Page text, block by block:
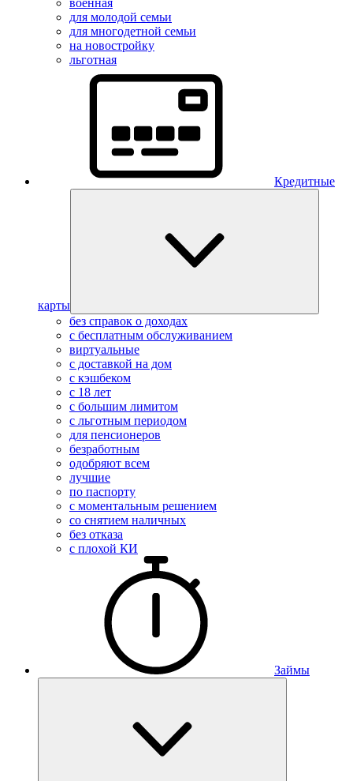
военная
для молодой семьи
для многодетной семьи
на новостройку
льготная
Кредитные
карты
без справок о доходах
с бесплатным обслуживанием
виртуальные
с доставкой на дом
с кэшбеком
с 18 лет
с большим лимитом
с льготным периодом
для пенсионеров
безработным
одобряют всем
лучшие
по паспорту
с моментальным решением
со снятием наличных
без отказа
с плохой КИ
Займы